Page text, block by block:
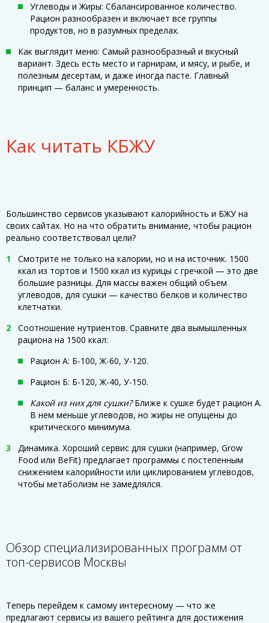
Углеводы и Жиры: Сбалансированное количество.
Рацион разнообразен и включает все группы
продуктов, но в разумных пределах.
Как выглядит меню: Самый разнообразный и вкусный
вариант. Здесь есть место и гарнирам, и мясу, и рыбе, и
полезным десертам, и даже иногда пасте. Главный
принцип — баланс и умеренность.
Как читать КБЖУ
Большинство сервисов указывают калорийность и БЖУ на
своих сайтах. Но на что обратить внимание, чтобы рацион
реально соответствовал цели?
Смотрите не только на калории, но и на источник. 1500
ккал из тортов и 1500 ккал из курицы с гречкой — это две
большие разницы. Для массы важен общий объем
углеводов, для сушки — качество белков и количество
клетчатки.
Соотношение нутриентов. Сравните два вымышленных
рациона на 1500 ккал:
Рацион А: Б-100, Ж-60, У-120.
Рацион Б: Б-120, Ж-40, У-150.
Какой из них для сушки?Ближе к сушке будет рацион А.
В нем меньше углеводов, но жиры не опущены до
критического минимума.
Динамика. Хороший сервис для сушки (например, Grow
Food или BeFit) предлагает программы с постепенным
снижением калорийности или циклированием углеводов,
чтобы метаболизм не замедлялся.
Обзор специализированных программ от
топ-сервисов Москвы
Теперь перейдем к самому интересному — что же
предлагают сервисы из вашего рейтинга для достижения